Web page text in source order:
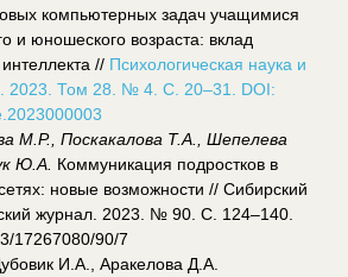
компьютерных задач учащимися
и юношеского возраста: вклад
// Психологическая наука и
2023. Том 28. № 4. С. 20–31. DOI:
М.Р., Поскакалова Т.А., Шепелева
Ю.А. Коммуникация подростков в
новые возможности // Сибирский
журнал. 2023. № 90. С. 124–140.
17267080/90/7
И.А., Аракелова Д.А.